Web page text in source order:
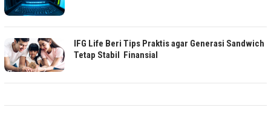
IFG Life Beri Tips Praktis agar Generasi Sandwich
Tetap Stabil Finansial